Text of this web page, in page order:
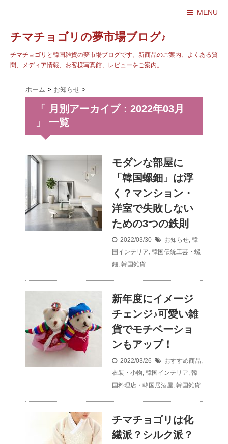
MENU
チマチョゴリの夢市場ブログ♪
チマチョゴリと韓国雑貨の夢市場ブログです。新商品のご案内、よくある質
問、メディア情報、お客様写真館、レビューをご案内。
ホーム > お知らせ >
「 月別アーカイブ：2022年03月
」 一覧
モダンな部屋に
「韓国螺鈿」は浮
く？マンション・
洋室で失敗しない
ための3つの鉄則
2022/03/30 お知らせ, 韓
国インテリア, 韓国伝統工芸・螺
鈿, 韓国雑貨
新年度にイメージ
チェンジ♪可愛い雑
貨でモチベーショ
ンもアップ！
2022/03/26 おすすめ商品,
衣装・小物, 韓国インテリア, 韓
国料理店・韓国居酒屋, 韓国雑貨
チマチョゴリは化
繊派？シルク派？